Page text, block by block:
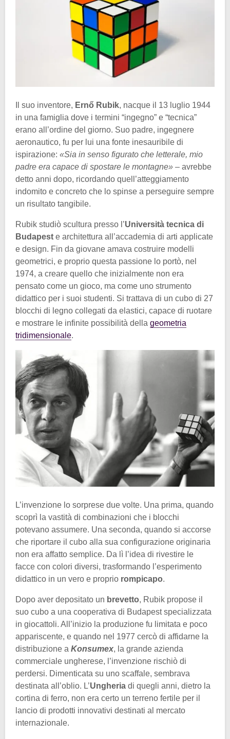
Il suo inventore, Ernő Rubik, nacque il 13 luglio 1944
in una famiglia dove i termini “ingegno” e “tecnica”
erano all’ordine del giorno. Suo padre, ingegnere
aeronautico, fu per lui una fonte inesauribile di
ispirazione: «Sia in senso figurato che letterale, mio
padre era capace di spostare le montagne» – avrebbe
detto anni dopo, ricordando quell’atteggiamento
indomito e concreto che lo spinse a perseguire sempre
un risultato tangibile.
Rubik studiò scultura presso l’Università tecnica di
Budapest e architettura all’accademia di arti applicate
e design. Fin da giovane amava costruire modelli
geometrici, e proprio questa passione lo portò, nel
1974, a creare quello che inizialmente non era
pensato come un gioco, ma come uno strumento
didattico per i suoi studenti. Si trattava di un cubo di 27
blocchi di legno collegati da elastici, capace di ruotare
e mostrare le infinite possibilità della geometria
tridimensionale.
L’invenzione lo sorprese due volte. Una prima, quando
scoprì la vastità di combinazioni che i blocchi
potevano assumere. Una seconda, quando si accorse
che riportare il cubo alla sua configurazione originaria
non era affatto semplice. Da lì l’idea di rivestire le
facce con colori diversi, trasformando l’esperimento
didattico in un vero e proprio rompicapo.
Dopo aver depositato un brevetto, Rubik propose il
suo cubo a una cooperativa di Budapest specializzata
in giocattoli. All’inizio la produzione fu limitata e poco
appariscente, e quando nel 1977 cercò di affidarne la
distribuzione a Konsumex, la grande azienda
commerciale ungherese, l’invenzione rischiò di
perdersi. Dimenticata su uno scaffale, sembrava
destinata all’oblio. L’Ungheria di quegli anni, dietro la
cortina di ferro, non era certo un terreno fertile per il
lancio di prodotti innovativi destinati al mercato
internazionale.